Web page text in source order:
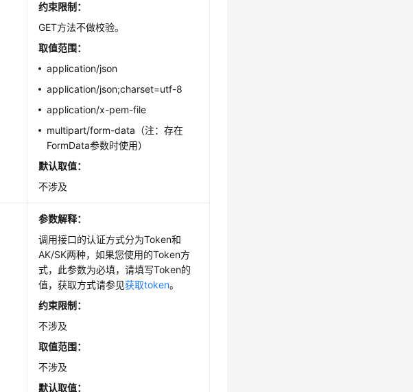
约束限制：
GET方法不做校验。
取值范围：
application/json
application/json;charset=utf-8
application/x-pem-file
multipart/form-data（注：存在
FormData参数时使用）
默认取值：
不涉及
参数解释：
调用接口的认证方式分为Token和
AK/SK两种，如果您使用的Token方
式，此参数为必填，请填写Token的
值，获取方式请参见获取token。
约束限制：
不涉及
取值范围：
不涉及
默认取值：